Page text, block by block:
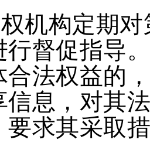
机构定期对
行督促指导
合法权益的
信息 ， 对其
要求其采取